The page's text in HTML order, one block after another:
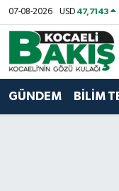
07-08-2026 USD 47,7143
GÜNDEM BİLİM
Eczaneler
Durumu